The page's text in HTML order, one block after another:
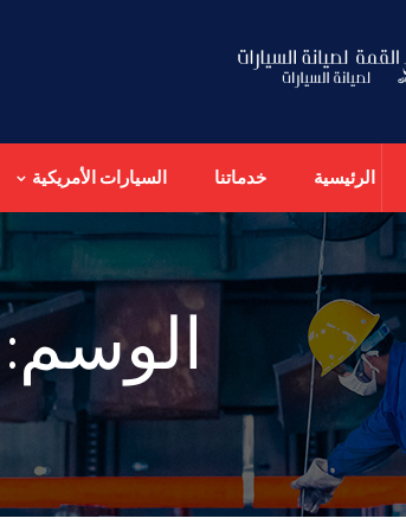
الرئيسية خدماتنا السيارات الأمريكية